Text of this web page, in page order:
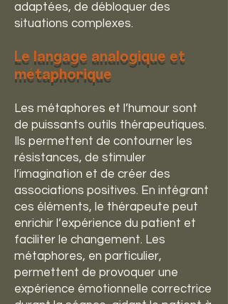
adaptées, de débloquer des
situations complexes.
Le langage analogique et
métaphorique
Les métaphores et l’humour sont
de puissants outils thérapeutiques.
Ils permettent de contourner les
résistances, de stimuler
l’imagination et de créer des
associations positives. En intégrant
ces éléments, le thérapeute peut
enrichir l’expérience du patient et
faciliter le changement. Les
métaphores, en particulier,
permettent de provoquer une
expérience émotionnelle correctrice